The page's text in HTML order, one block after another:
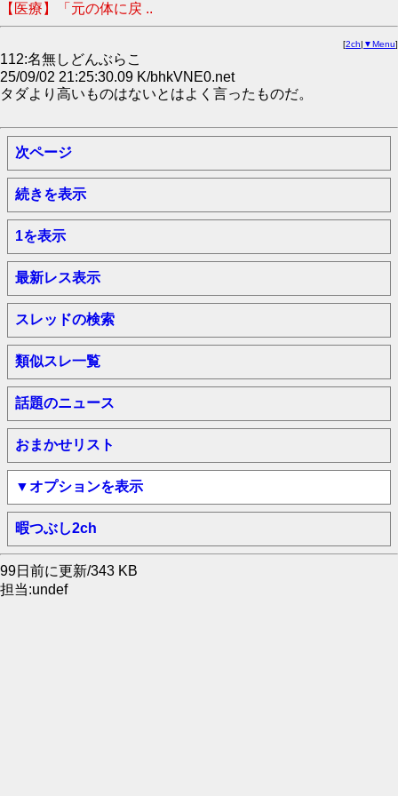
【医療】「元の体に戻 ..
[2ch| ▼Menu]
112:名無しどんぶらこ
25/09/02 21:25:30.09 K/bhkVNE0.net
タダより高いものはないとはよく言ったものだ。
次ページ
続きを表示
1を表示
最新レス表示
スレッドの検索
類似スレ一覧
話題のニュース
おまかせリスト
▼オプションを表示
暇つぶし2ch
99日前に更新/343 KB
担当:undef